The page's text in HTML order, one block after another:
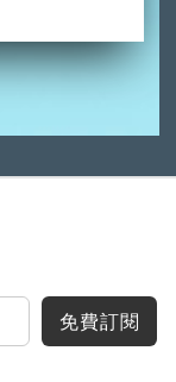
免費訂閱